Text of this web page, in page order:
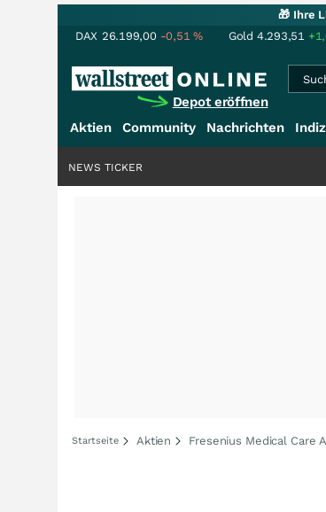
🎁 Ihre
DAX 26.199,00 -0,51% Gold 4.293,51
Depot eröffnen
Aktien Community Nachrichten
NEWS TICKER
Startseite Aktien Fresenius Medical Care